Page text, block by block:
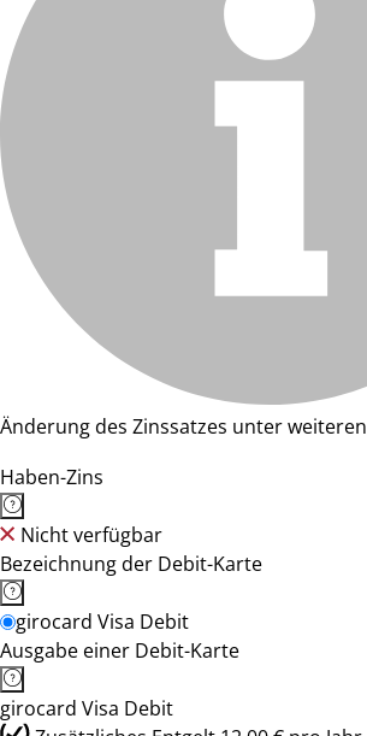
Änderung des Zinssatzes unter
Haben-Zins
Nicht verfügbar
Bezeichnung der Debit-Karte
girocard Visa Debit
Ausgabe einer Debit-Karte
girocard Visa Debit